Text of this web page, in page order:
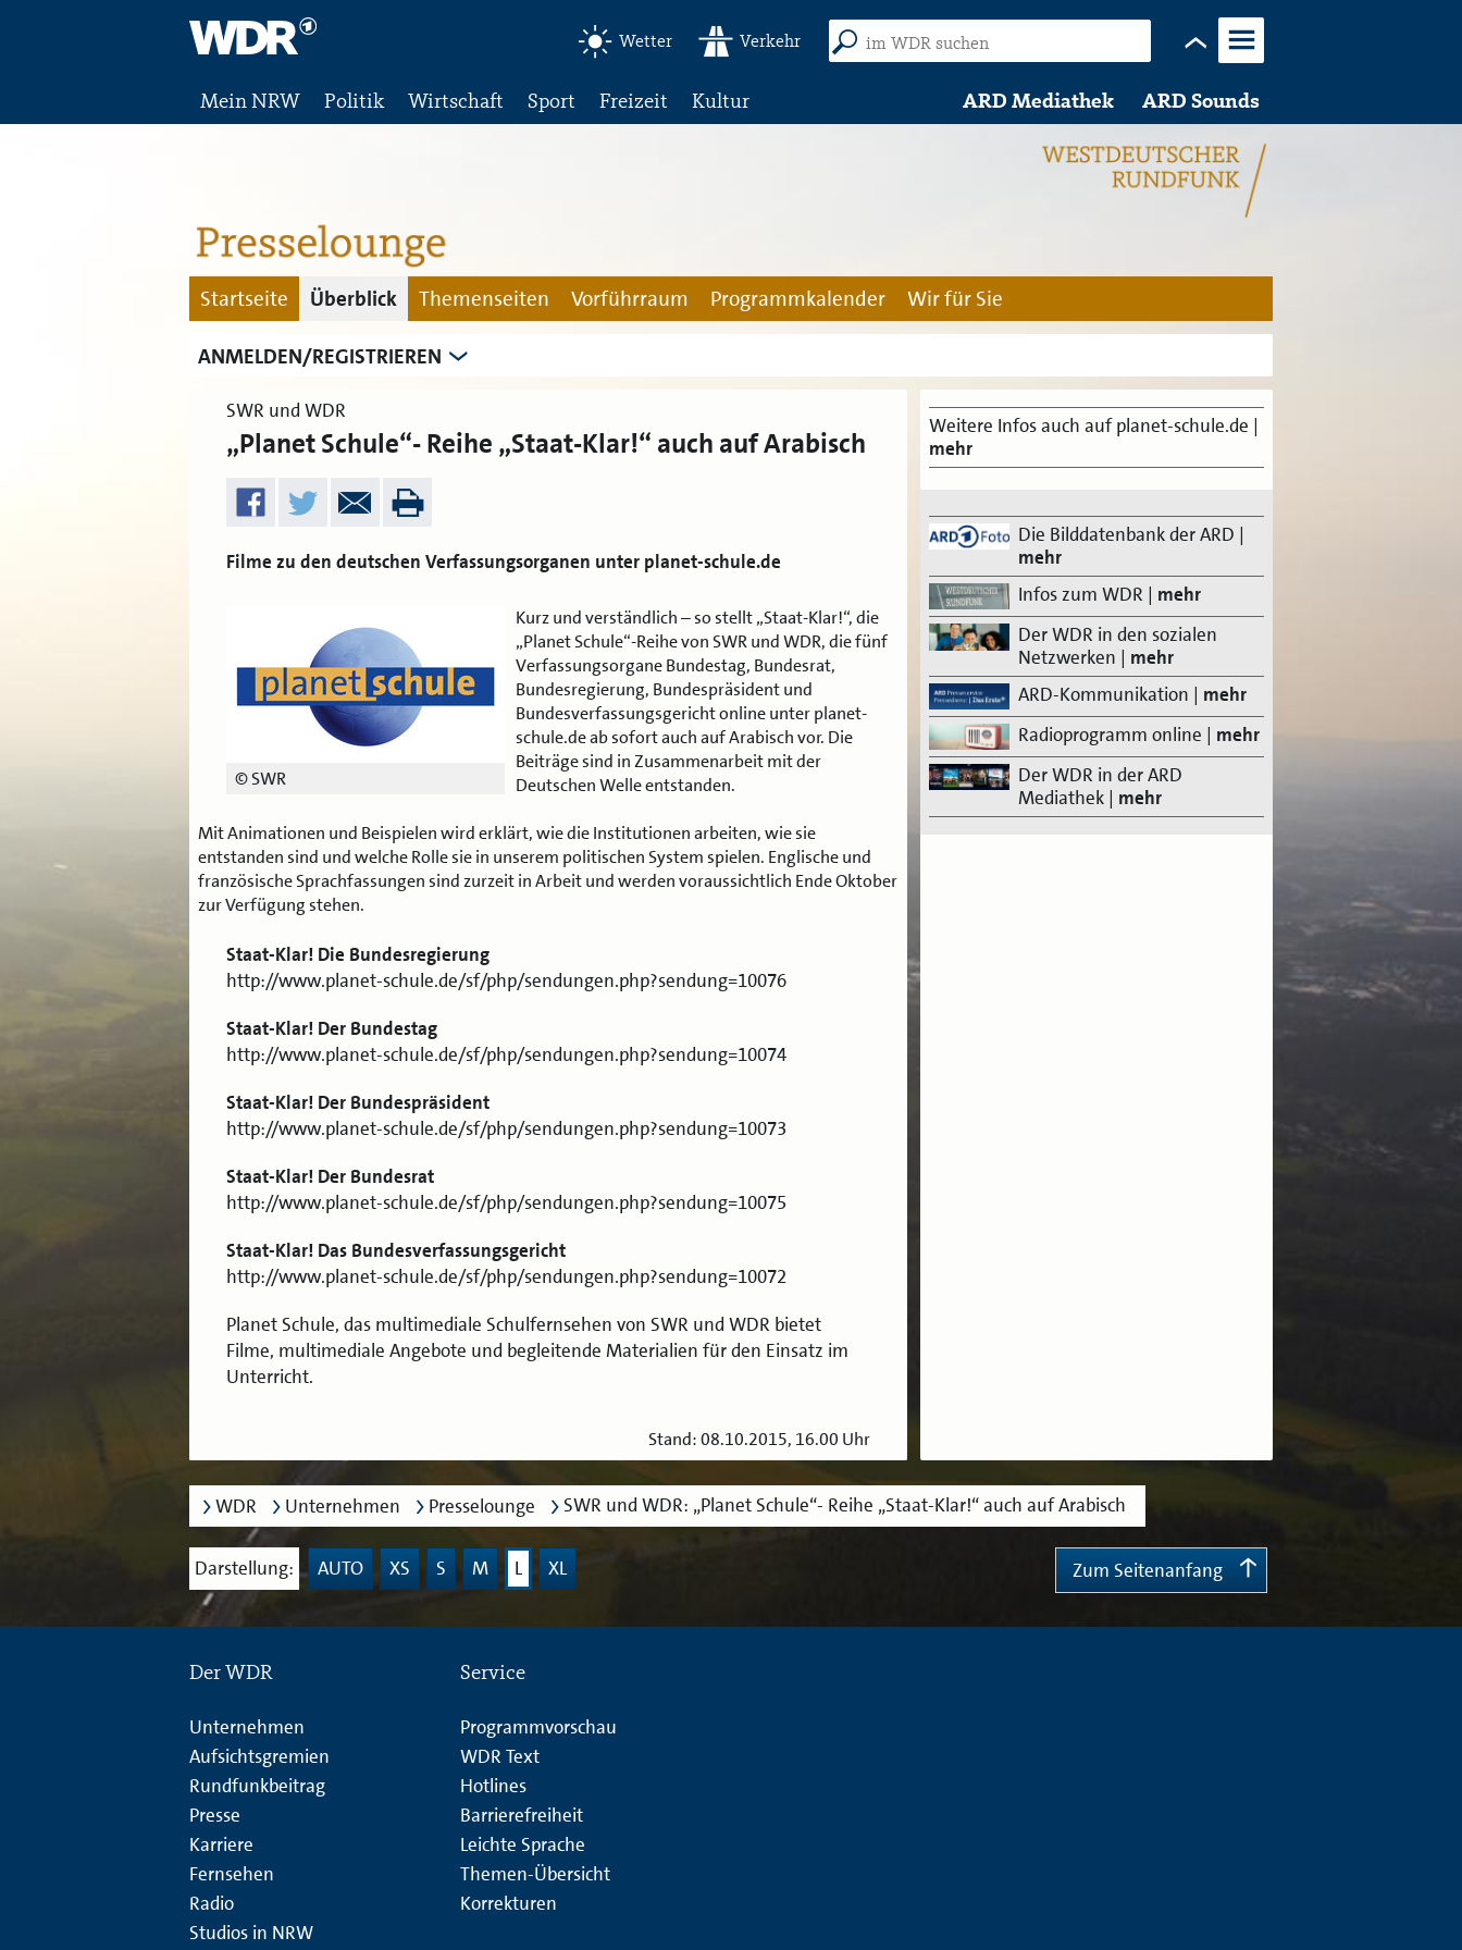
Wetter Verkehr
Menü
Mein NRW Politik Wirtschaft Sport Freizeit Kultur ARD Mediathek ARD Sounds
Startseite Überblick Themenseiten Vorführraum Programmkalender Wir für Sie
ANMELDEN/REGISTRIEREN
SWR und WDR
„Planet Schule“- Reihe „Staat-Klar!“ auch auf Arabisch
Filme zu den deutschen Verfassungsorganen unter planet-schule.de
© SWR
Kurz und verständlich – so stellt „Staat-Klar!“, die
„Planet Schule“-Reihe von SWR und WDR, die fünf
Verfassungsorgane Bundestag, Bundesrat,
Bundesregierung, Bundespräsident und
Bundesverfassungsgericht online unter planet-
schule.de ab sofort auch auf Arabisch vor. Die
Beiträge sind in Zusammenarbeit mit der
Deutschen Welle entstanden.
Mit Animationen und Beispielen wird erklärt, wie die Institutionen arbeiten, wie sie
entstanden sind und welche Rolle sie in unserem politischen System spielen. Englische und
französische Sprachfassungen sind zurzeit in Arbeit und werden voraussichtlich Ende Oktober
zur Verfügung stehen.
Staat-Klar! Die Bundesregierung
http://www.planet-schule.de/sf/php/sendungen.php?sendung=10076
Staat-Klar! Der Bundestag
http://www.planet-schule.de/sf/php/sendungen.php?sendung=10074
Staat-Klar! Der Bundespräsident
http://www.planet-schule.de/sf/php/sendungen.php?sendung=10073
Staat-Klar! Der Bundesrat
http://www.planet-schule.de/sf/php/sendungen.php?sendung=10075
Staat-Klar! Das Bundesverfassungsgericht
http://www.planet-schule.de/sf/php/sendungen.php?sendung=10072
Planet Schule, das multimediale Schulfernsehen von SWR und WDR bietet
Filme, multimediale Angebote und begleitende Materialien für den Einsatz im
Unterricht.
Stand: 08.10.2015, 16.00 Uhr
Weitere Infos auch auf planet-schule.de |
mehr
Die Bilddatenbank der ARD |
mehr
Infos zum WDR | mehr
Der WDR in den sozialen
Netzwerken | mehr
ARD-Kommunikation | mehr
Radioprogramm online | mehr
Der WDR in der ARD
Mediathek | mehr
WDR Unternehmen Presselounge SWR und WDR: „Planet Schule“- Reihe „Staat-Klar!“ auch auf Arabisch
Darstellung: AUTO XS S M L XL Zum Seitenanfang
Der WDR
Unternehmen
Aufsichtsgremien
Rundfunkbeitrag
Presse
Karriere
Fernsehen
Radio
Studios in NRW
Service
Programmvorschau
WDR Text
Hotlines
Barrierefreiheit
Leichte Sprache
Themen-Übersicht
Korrekturen